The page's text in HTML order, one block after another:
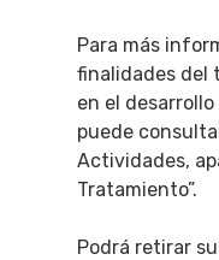
Para más
finalidades del
en el
puede
Actividades,
Tratamiento”.
Podrá retirar